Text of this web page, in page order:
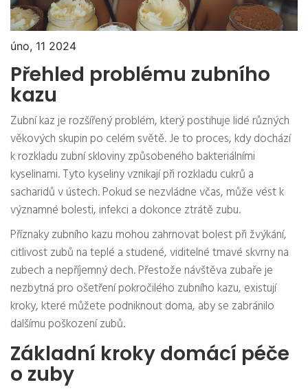
úno, 11 2024
Přehled problému zubního
kazu
Zubní kaz je rozšířený problém, který postihuje lidé různých
věkových skupin po celém světě. Je to proces, kdy dochází
k rozkladu zubní skloviny způsobeného bakteriálními
kyselinami. Tyto kyseliny vznikají při rozkladu cukrů a
sacharidů v ústech. Pokud se nezvládne včas, může vést k
významné bolesti, infekci a dokonce ztrátě zubu.
Příznaky zubního kazu mohou zahrnovat bolest při žvýkání,
citlivost zubů na teplé a studené, viditelné tmavé skvrny na
zubech a nepříjemný dech. Přestože návštěva zubaře je
nezbytná pro ošetření pokročilého zubního kazu, existují
kroky, které můžete podniknout doma, aby se zabránilo
dalšímu poškození zubů.
Základní kroky domácí péče
o zuby